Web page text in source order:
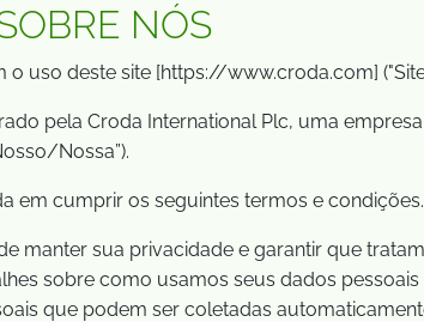
NÓS
o uso deste site [https://www.croda.com]
pela Croda International Plc, uma
Nossa”).
em cumprir os seguintes termos e condições.
manter sua privacidade e garantir que
sobre como usamos seus dados
que podem ser coletadas